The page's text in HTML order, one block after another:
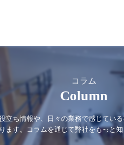
コラム
Column
立ち情報や、日々の業務で感じてい
ます。コラムを通じて弊社をもっと